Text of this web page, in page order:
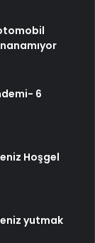
6
Hoşgel
yutmak